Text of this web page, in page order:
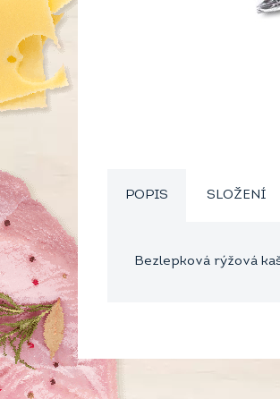
POPIS SLOŽENÍ
Bezlepková rýžová